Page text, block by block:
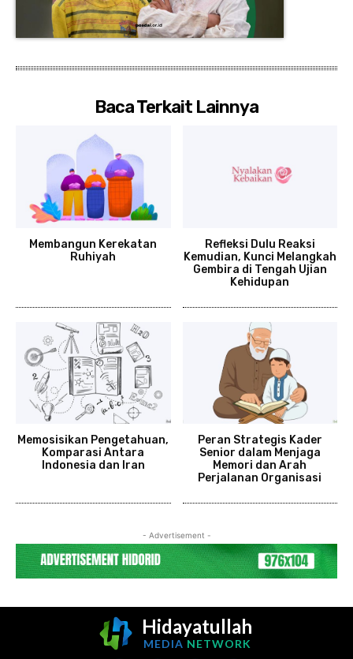
Baca Terkait Lainnya
Membangun Kerekatan
Ruhiyah
Refleksi Dulu Reaksi
Kemudian, Kunci Melangkah
Gembira di Tengah Ujian
Kehidupan
Memosisikan Pengetahuan,
Komparasi Antara
Indonesia dan Iran
Peran Strategis Kader
Senior dalam Menjaga
Memori dan Arah
Perjalanan Organisasi
- Advertisement -
Hidayatullah
MEDIA NETWORK